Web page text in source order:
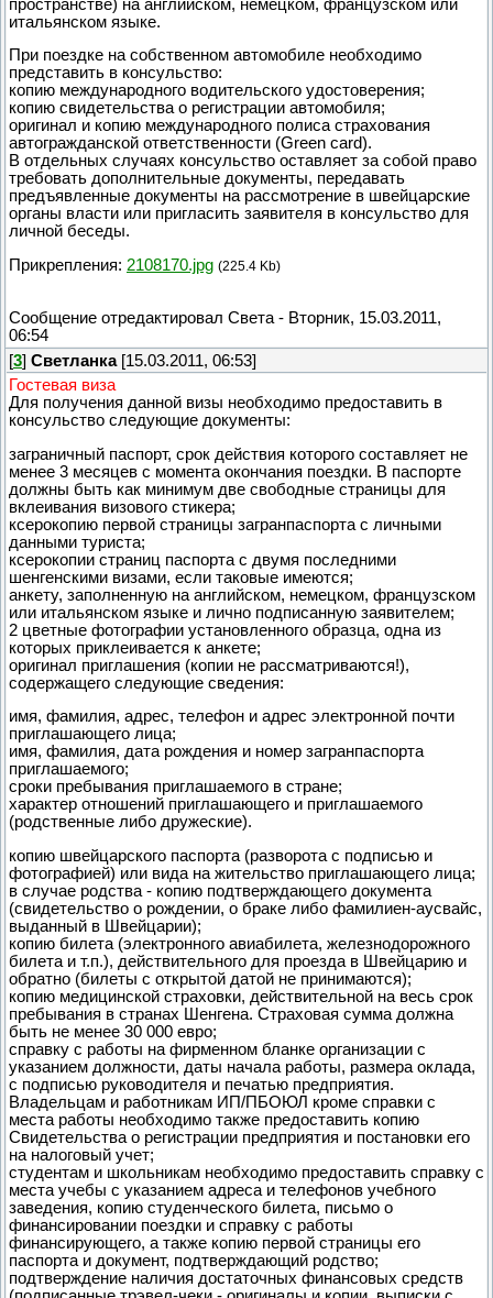
пространстве) на английском, немецком, французском или
итальянском языке.
При поездке на собственном автомобиле необходимо
представить в консульство:
копию международного водительского удостоверения;
копию свидетельства о регистрации автомобиля;
оригинал и копию международного полиса страхования
автогражданской ответственности (Green card).
В отдельных случаях консульство оставляет за собой право
требовать дополнительные документы, передавать
предъявленные документы на рассмотрение в швейцарские
органы власти или пригласить заявителя в консульство для
личной беседы.
Прикрепления: 2108170.jpg (225.4 Kb)
Сообщение отредактировал Света - Вторник, 15.03.2011,
06:54
[3] Светланка[15.03.2011, 06:53]
Гостевая виза
Для получения данной визы необходимо предоставить в
консульство следующие документы:
заграничный паспорт, срок действия которого составляет не
менее 3 месяцев с момента окончания поездки. В паспорте
должны быть как минимум две свободные страницы для
вклеивания визового стикера;
ксерокопию первой страницы загранпаспорта с личными
данными туриста;
ксерокопии страниц паспорта с двумя последними
шенгенскими визами, если таковые имеются;
анкету, заполненную на английском, немецком, французском
или итальянском языке и лично подписанную заявителем;
2 цветные фотографии установленного образца, одна из
которых приклеивается к анкете;
оригинал приглашения (копии не рассматриваются!),
содержащего следующие сведения:
имя, фамилия, адрес, телефон и адрес электронной почти
приглашающего лица;
имя, фамилия, дата рождения и номер загранпаспорта
приглашаемого;
сроки пребывания приглашаемого в стране;
характер отношений приглашающего и приглашаемого
(родственные либо дружеские).
копию швейцарского паспорта (разворота с подписью и
фотографией) или вида на жительство приглашающего лица;
в случае родства - копию подтверждающего документа
(свидетельство о рождении, о браке либо фамилиен-аусвайс,
выданный в Швейцарии);
копию билета (электронного авиабилета, железнодорожного
билета и т.п.), действительного для проезда в Швейцарию и
обратно (билеты с открытой датой не принимаются);
копию медицинской страховки, действительной на весь срок
пребывания в странах Шенгена. Страховая сумма должна
быть не менее 30 000 евро;
справку с работы на фирменном бланке организации с
указанием должности, даты начала работы, размера оклада,
с подписью руководителя и печатью предприятия.
Владельцам и работникам ИП/ПБОЮЛ кроме справки с
места работы необходимо также предоставить копию
Свидетельства о регистрации предприятия и постановки его
на налоговый учет;
студентам и школьникам необходимо предоставить справку с
места учебы с указанием адреса и телефонов учебного
заведения, копию студенческого билета, письмо о
финансировании поездки и справку с работы
финансирующего, а также копию первой страницы его
паспорта и документ, подтверждающий родство;
подтверждение наличия достаточных финансовых средств